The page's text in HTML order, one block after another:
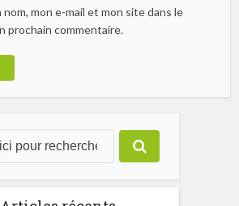
mon e-mail et mon site dans le
prochain commentaire.